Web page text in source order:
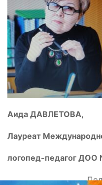
Аида ДАВЛЕТОВА,
Лауреат
логопед-педагог ДОО